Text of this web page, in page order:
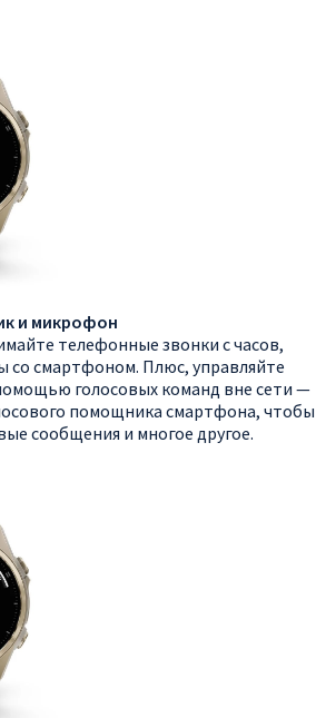
и микрофон
телефонные звонки с часов,
со смартфоном. Плюс, управляйте
голосовых команд вне сети —
помощника смартфона, чтобы
сообщения и многое другое.